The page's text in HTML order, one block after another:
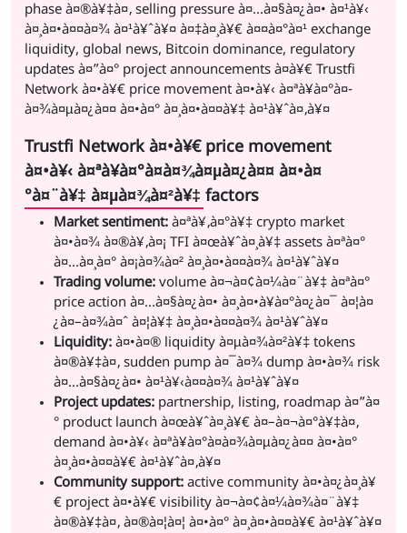
phase à¤®à¥‡à¤‚ selling pressure à¤…à¤§à¤¿à¤• à¤¹à¥‹
à¤¸à¤•à¤¤à¤¾ à¤¹à¥ˆà¥¤ à¤‡à¤¸à¥€ à¤¤à¤°à¤¹ exchange
liquidity, global news, Bitcoin dominance, regulatory
updates à¤”à¤° project announcements à¤­à¥€ Trustfi
Network à¤•à¥€ price movement à¤•à¥‹ à¤ªà¥à¤°à¤­
à¤¾à¤µà¤¿à¤¤ à¤•à¤° à¤¸à¤•à¤¤à¥‡ à¤¹à¥ˆà¤‚à¥¤
Trustfi Network à¤•à¥€ price movement
à¤•à¥‹ à¤ªà¥à¤°à¤­à¤¾à¤µà¤¿à¤¤ à¤•à¤
°à¤¨à¥‡ à¤µà¤¾à¤²à¥‡ factors
Market sentiment: à¤ªà¥‚à¤°à¥‡ crypto market
à¤•à¤¾ à¤®à¥‚à¤¡ TFI à¤œà¥ˆà¤¸à¥‡ assets à¤ªà¤°
à¤…à¤¸à¤° à¤¡à¤¾à¤² à¤¸à¤•à¤¤à¤¾ à¤¹à¥ˆà¥¤
Trading volume: volume à¤¬à¤¢à¤¼à¤¨à¥‡ à¤ªà¤°
price action à¤…à¤§à¤¿à¤• à¤¸à¤•à¥à¤°à¤¿à¤¯ à¤¦à¤
¿à¤–à¤¾à¤ˆ à¤¦à¥‡ à¤¸à¤•à¤¤à¤¾ à¤¹à¥ˆà¥¤
Liquidity: à¤•à¤® liquidity à¤µà¤¾à¤²à¥‡ tokens
à¤®à¥‡à¤‚ sudden pump à¤¯à¤¾ dump à¤•à¤¾ risk
à¤…à¤§à¤¿à¤• à¤¹à¥‹à¤¤à¤¾ à¤¹à¥ˆà¥¤
Project updates: partnership, listing, roadmap à¤”à¤
° product launch à¤œà¥ˆà¤¸à¥€ à¤–à¤¬à¤°à¥‡à¤‚
demand à¤•à¥‹ à¤ªà¥à¤°à¤­à¤¾à¤µà¤¿à¤¤ à¤•à¤°
à¤¸à¤•à¤¤à¥€ à¤¹à¥ˆà¤‚à¥¤
Community support: active community à¤•à¤¿à¤¸à¥
€ project à¤•à¥€ visibility à¤¬à¤¢à¤¼à¤¾à¤¨à¥‡
à¤®à¥‡à¤‚ à¤®à¤¦à¤¦ à¤•à¤° à¤¸à¤•à¤¤à¥€ à¤¹à¥ˆà¥¤